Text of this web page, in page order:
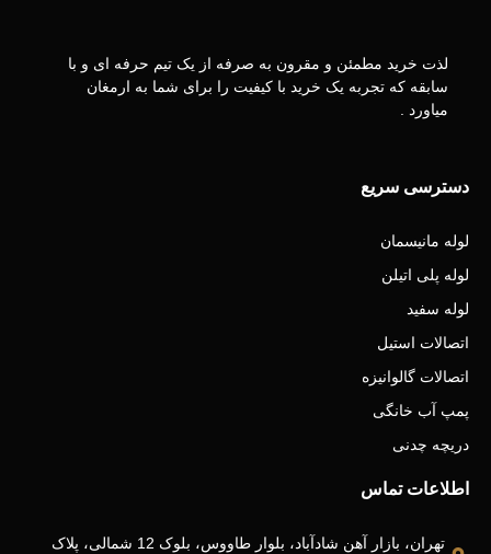
لذت خرید مطمئن و مقرون به صرفه از یک تیم حرفه ای و با
سابقه که تجربه یک خرید با کیفیت را برای شما به ارمغان
میاورد .
دسترسی سریع
لوله مانیسمان
لوله پلی اتیلن
لوله سفید
اتصالات استیل
اتصالات گالوانیزه
پمپ آب خانگی
دریچه چدنی
اطلاعات تماس
تهران، بازار آهن شادآباد، بلوار طاووس، بلوک 12 شمالی، پلاک